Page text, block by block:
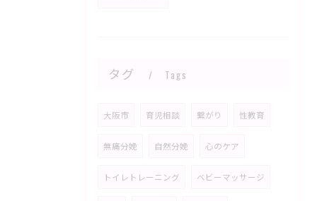
タグ Tags
大阪市 育児相談 繋がり 性教育
無痛分娩 自然分娩 心のケア
トイレトレーニング ベビーマッサージ